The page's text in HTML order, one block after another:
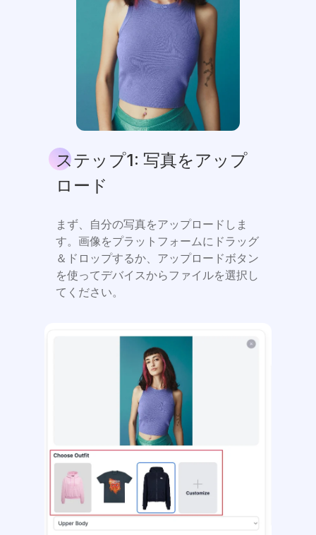
ステップ1: 写真をアップ
ロード
まず、自分の写真をアップロードしま
す。画像をプラットフォームにドラッグ
＆ドロップするか、アップロードボタン
を使ってデバイスからファイルを選択し
てください。